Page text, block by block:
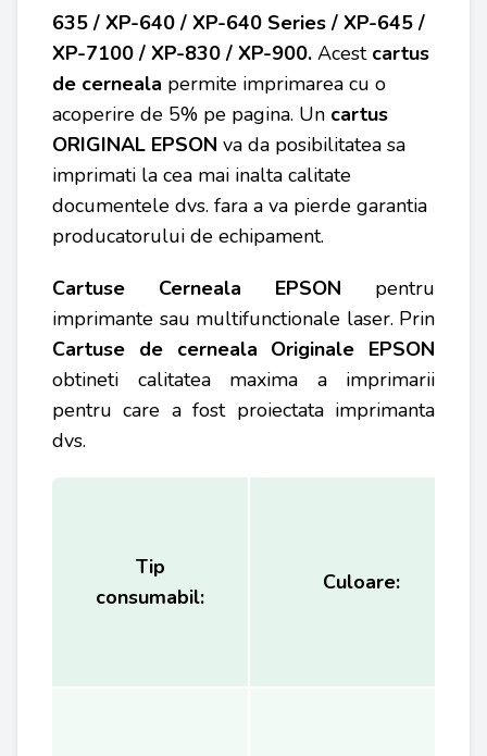
635 / XP-640 / XP-640 Series / XP-645 /
XP-7100 / XP-830 / XP-900. Acest cartus
de cerneala permite imprimarea cu o
acoperire de 5% pe pagina. Un cartus
ORIGINAL EPSON va da posibilitatea sa
imprimati la cea mai inalta calitate
documentele dvs. fara a va pierde garantia
producatorului de echipament.
Cartuse Cerneala EPSON pentru
imprimante sau multifunctionale laser. Prin
Cartuse de cerneala Originale EPSON
obtineti calitatea maxima a imprimarii
pentru care a fost proiectata imprimanta
dvs.
Tip
consumabil:
Culoare: